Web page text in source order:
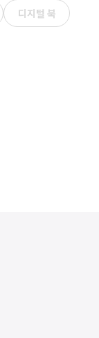
디지털 북